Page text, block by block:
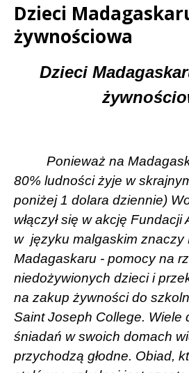
Dzieci
żywnościowa
TreśćDzieci
Ponieważ na
80% ludności żyje w
poniżej 1 dolara dziennie)
włączył się w akcję
w języku malgaskim znaczy
Madagaskaru - pomocy na
niedożywionych dzieci i
na zakup żywności do
Saint Joseph College. Wiele
śniadań w swoich domach
przychodzą głodne. Obiad,